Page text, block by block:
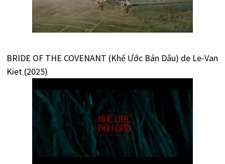
BRIDE OF THE COVENANT (Khế Ước Bán Dâu) de Le-Van
Kiet (2025)